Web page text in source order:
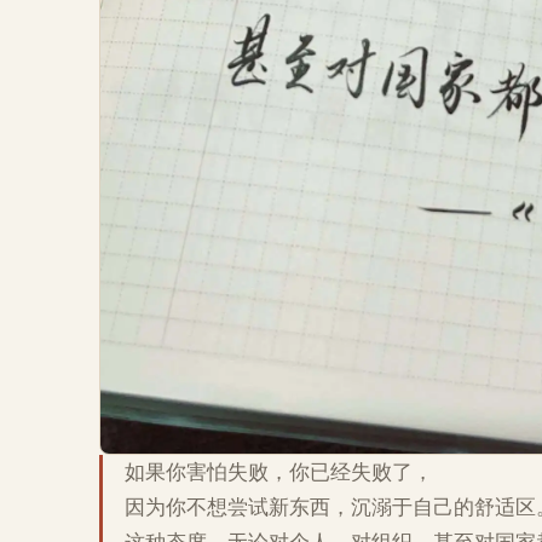
如果你害怕失败，你已经失败了，
因为你不想尝试新东西，沉溺于自己的舒适区